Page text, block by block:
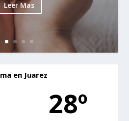
Leer Mas
en Juarez
28º